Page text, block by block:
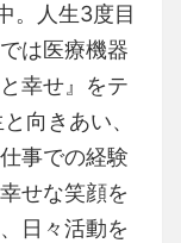
。人生3度目
は医療機器
幸せ』をテ
向きあい、
事での経験
せな笑顔を
日々活動を